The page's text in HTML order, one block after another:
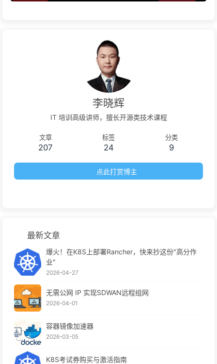
李晓辉
IT 培训高级讲师，擅长开源类技术课程
文章
207
标签
24
分类
9
点此打赏博主
最新文章
爆火！在K8S上部署Rancher，快来抄这份"高分作
业"
2026-04-27
无需公网 IP 实现SDWAN远程组网
2026-04-01
容器镜像加速器
2026-03-05
K8S考试券购买与激活指南